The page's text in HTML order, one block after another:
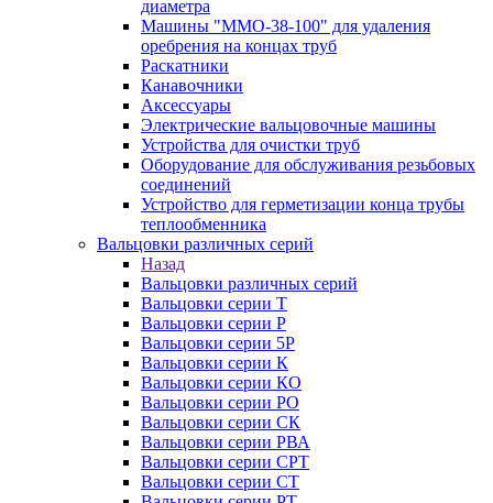
диаметра
Машины "ММО-38-100" для удаления
оребрения на концах труб
Раскатники
Канавочники
Аксессуары
Электрические вальцовочные машины
Устройства для очистки труб
Оборудование для обслуживания резьбовых
соединений
Устройство для герметизации конца трубы
теплообменника
Вальцовки различных серий
Назад
Вальцовки различных серий
Вальцовки серии Т
Вальцовки серии Р
Вальцовки серии 5Р
Вальцовки серии К
Вальцовки серии КО
Вальцовки серии РО
Вальцовки серии СК
Вальцовки серии РВА
Вальцовки серии СРТ
Вальцовки серии СТ